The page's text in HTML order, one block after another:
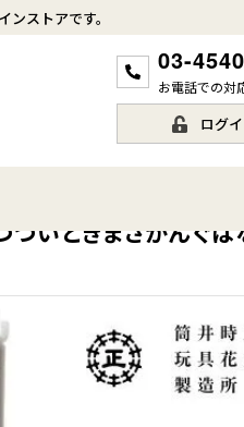
ストアです。
03-
お電話での対
ログ
いときまさがんぐは